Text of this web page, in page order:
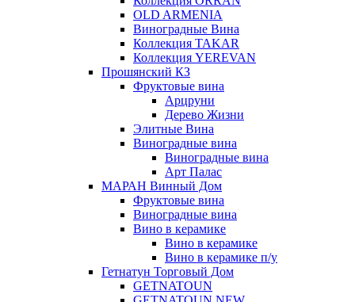
OLD ARMENIA
Виноградные Вина
Коллекция TAKAR
Коллекция YEREVAN
Прошянский КЗ
Фруктовые вина
Арцруни
Дерево Жизни
Элитные Вина
Виноградные вина
Виноградные вина
Арт Палас
МАРАН Винный Дом
Фруктовые вина
Виноградные вина
Вино в керамике
Вино в керамике
Вино в керамике п/у
Гетнатун Торговый Дом
GETNATOUN